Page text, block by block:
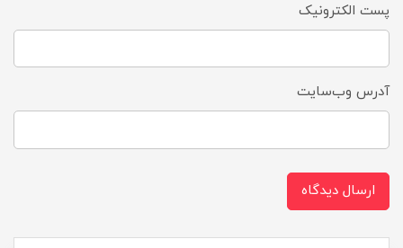
پست الکترونیک
آدرس وب‌سایت
ارسال دیدگاه